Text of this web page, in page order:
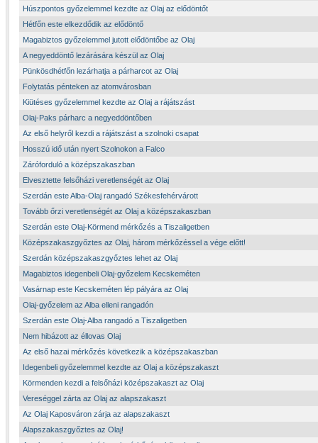
Húszpontos győzelemmel kezdte az Olaj az elődöntőt
Hétfőn este elkezdődik az elődöntő
Magabiztos győzelemmel jutott elődöntőbe az Olaj
A negyeddöntő lezárására készül az Olaj
Pünkösdhétfőn lezárhatja a párharcot az Olaj
Folytatás pénteken az atomvárosban
Kiütéses győzelemmel kezdte az Olaj a rájátszást
Olaj-Paks párharc a negyeddöntőben
Az első helyről kezdi a rájátszást a szolnoki csapat
Hosszú idő után nyert Szolnokon a Falco
Záróforduló a középszakaszban
Elvesztette felsőházi veretlenségét az Olaj
Szerdán este Alba-Olaj rangadó Székesfehérvárott
Tovább őrzi veretlenségét az Olaj a középszakaszban
Szerdán este Olaj-Körmend mérkőzés a Tiszaligetben
Középszakaszgyőztes az Olaj, három mérkőzéssel a vége előtt!
Szerdán középszakaszgyőztes lehet az Olaj
Magabiztos idegenbeli Olaj-győzelem Kecskeméten
Vasárnap este Kecskeméten lép pályára az Olaj
Olaj-győzelem az Alba elleni rangadón
Szerdán este Olaj-Alba rangadó a Tiszaligetben
Nem hibázott az éllovas Olaj
Az első hazai mérkőzés következik a középszakaszban
Idegenbeli győzelemmel kezdte az Olaj a középszakaszt
Körmenden kezdi a felsőházi középszakaszt az Olaj
Vereséggel zárta az Olaj az alapszakaszt
Az Olaj Kaposváron zárja az alapszakaszt
Alapszakaszgyőztes az Olaj!